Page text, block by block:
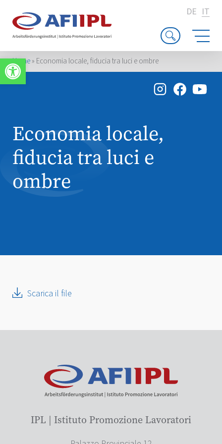
Apri la barra degli strumenti
DE IT
Home» Economia locale, fiducia tra luci e ombre
Economia locale,
fiducia tra luci e
ombre
Scarica il file
IPL | Istituto Promozione Lavoratori